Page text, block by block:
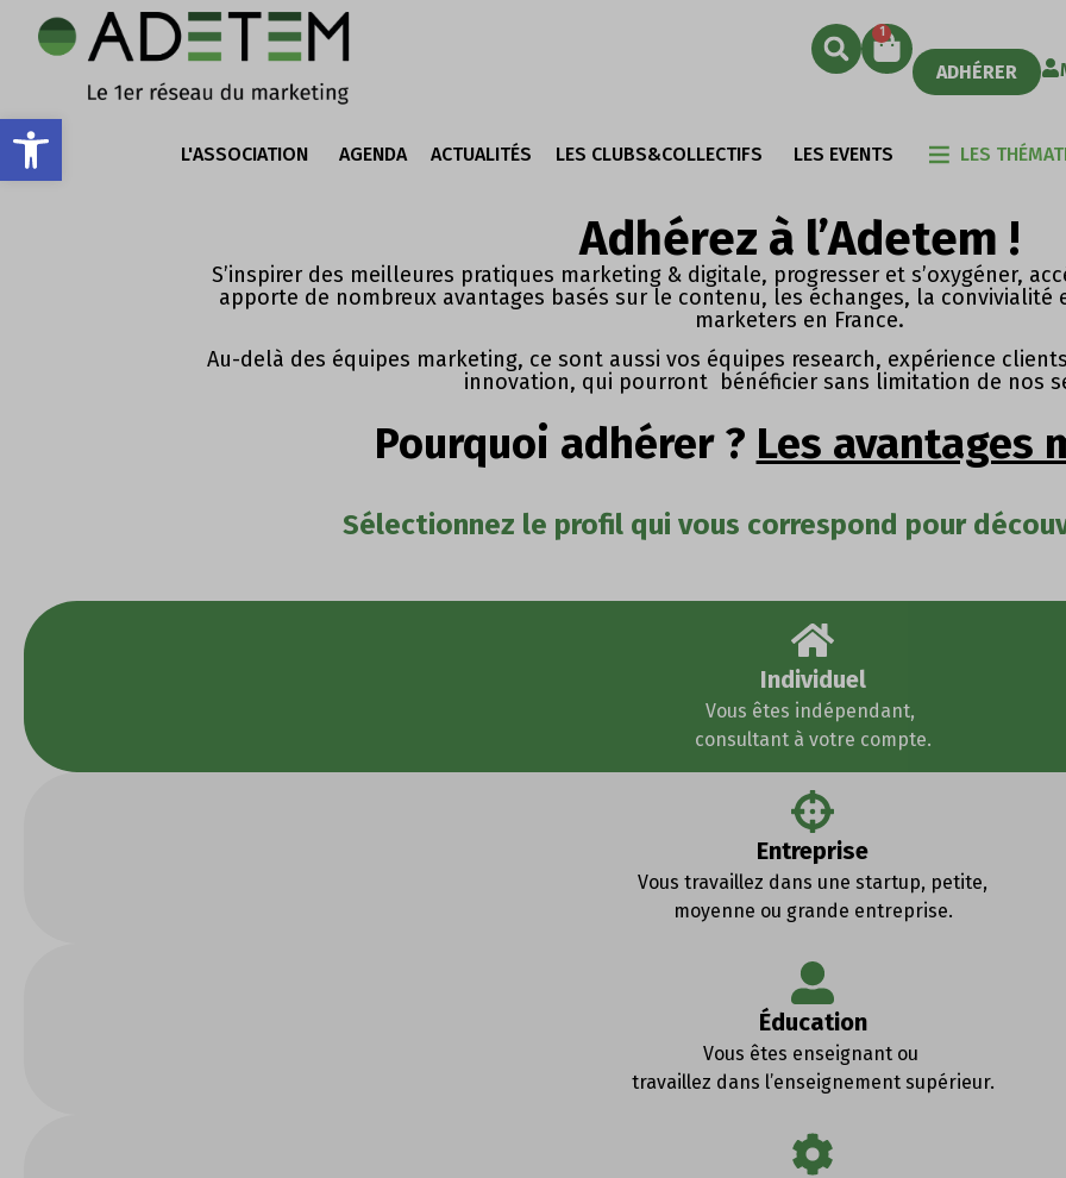
Ouvrir la barre d’outils
1
ADHÉRER
L'ASSOCIATION AGENDA ACTUALITÉS LES CLUBS&COLLECTIFS LES EVENTS LES
Adhérez à l’Adetem !
S’inspirer des meilleures pratiques marketing & digitale, progresser et s’oxygéner,
apporte de nombreux avantages basés sur le contenu, les échanges, la convivialité
marketers en France.
Au-delà des équipes marketing, ce sont aussi vos équipes research, expérience
innovation, qui pourront bénéficier sans limitation de nos
Pourquoi adhérer ? Les avantages
Sélectionnez le profil qui vous correspond pour
Individuel
Vous êtes indépendant,
consultant à votre compte.
Entreprise
Vous travaillez dans une startup, petite,
moyenne ou grande entreprise.
Éducation
Vous êtes enseignant ou
travaillez dans l’enseignement supérieur.